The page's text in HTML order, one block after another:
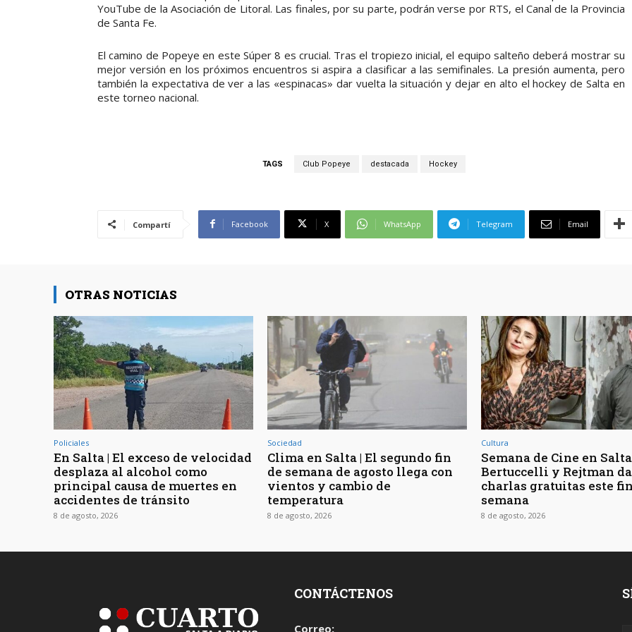
YouTube de la Asociación de Litoral. Las finales, por su parte, podrán verse por RTS, el Canal de la Provincia
de Santa Fe.
El camino de Popeye en este Súper 8 es crucial. Tras el tropiezo inicial, el equipo salteño deberá mostrar su
mejor versión en los próximos encuentros si aspira a clasificar a las semifinales. La presión aumenta, pero
también la expectativa de ver a las «espinacas» dar vuelta la situación y dejar en alto el hockey de Salta en
este torneo nacional.
TAGS Club Popeye destacada Hockey
Compartí Facebook X WhatsApp Telegram Email
OTRAS NOTICIAS
Policiales
En Salta | El exceso de velocidad
desplaza al alcohol como
principal causa de muertes en
accidentes de tránsito
8 de agosto, 2026
Sociedad
Clima en Salta | El segundo fin
de semana de agosto llega con
vientos y cambio de
temperatura
8 de agosto, 2026
Cultura
Semana de Cine en Salta
Bertuccelli y Rejtman
charlas gratuitas este
semana
8 de agosto, 2026
CONTÁCTENOS
Correo: